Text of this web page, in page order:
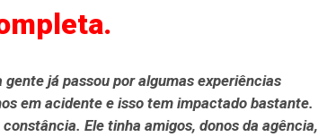
já passou por algumas experiências
em acidente e isso tem impactado bastante.
Ele tinha amigos, donos da agência,